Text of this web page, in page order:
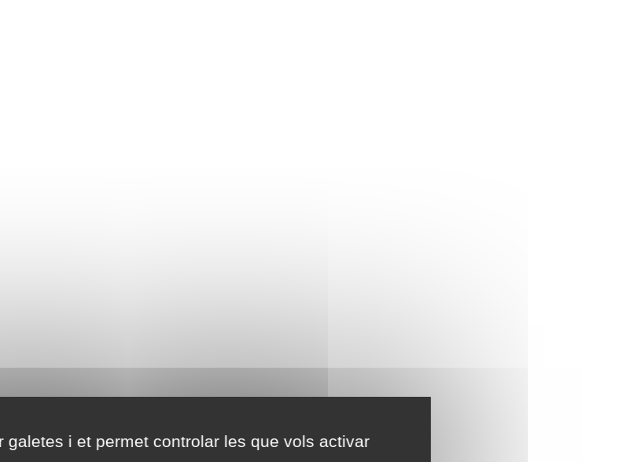
galetes i et permet controlar les que vols activar